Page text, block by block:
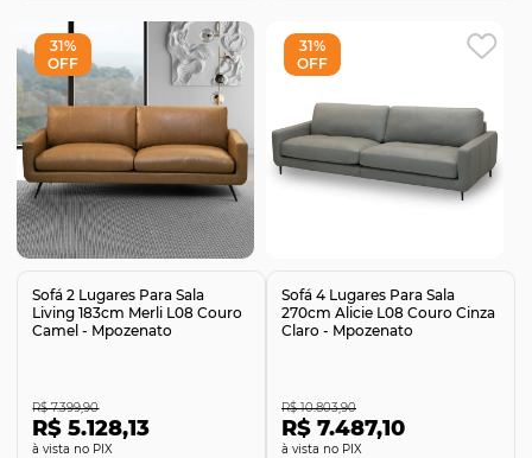
31%
OFF
Sofá 2 Lugares Para Sala
Living 183cm Merli L08 Couro
Camel - Mpozenato
R$ 5.128,13
no PIX
R$ 7.399,90
31%
OFF
Sofá 4 Lugares Para Sala
270cm Alicie L08 Couro Cinza
Claro - Mpozenato
R$ 7.487,10
no PIX
R$ 10.803,90